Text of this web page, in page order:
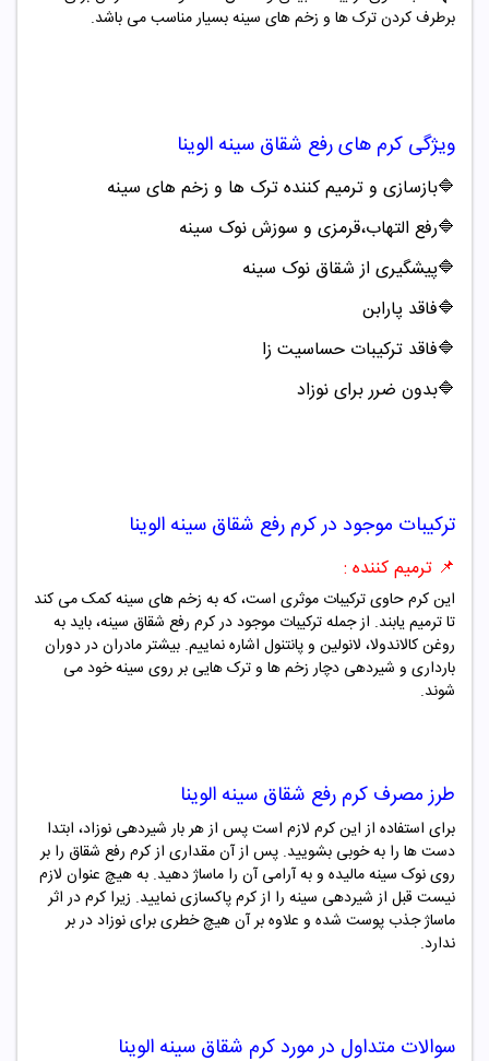
برطرف کردن ترک ها و زخم های سینه بسیار مناسب می باشد.
ویژگی کرم های رفع شقاق سینه الوینا
🔷بازسازی و ترمیم کننده ترک ها و زخم های سینه
🔷رفع التهاب،قرمزی و سوزش نوک سینه
🔷پیشگیری از شقاق نوک سینه
🔷فاقد پارابن
🔷فاقد ترکیبات حساسیت زا
🔷بدون ضرر برای نوزاد
ترکیبات موجود در کرم رفع شقاق سینه الوینا
📌 ترمیم کننده :
این کرم حاوی ترکیبات موثری است، که به زخم های سینه کمک می کند
تا ترمیم یابند. از جمله ترکیبات موجود در کرم رفع شقاق سینه، باید به
روغن کالاندولا، لانولین و پانتنول اشاره نماییم. بیشتر مادران در دوران
بارداری و شیردهی دچار زخم ها و ترک هایی بر روی سینه خود می
شوند.
طرز مصرف کرم رفع شقاق سینه الوینا
برای استفاده از این کرم لازم است پس از هر بار شیردهی نوزاد، ابتدا
دست ها را به خوبی بشویید. پس از آن مقداری از کرم رفع شقاق را بر
روی نوک سینه مالیده و به آرامی آن را ماساژ دهید. به هیچ عنوان لازم
نیست قبل از شیردهی سینه را از کرم پاکسازی نمایید. زیرا کرم در اثر
ماساژ جذب پوست شده و علاوه بر آن هیچ خطری برای نوزاد در بر
ندارد.
سوالات متداول در مورد کرم شقاق سینه الوینا